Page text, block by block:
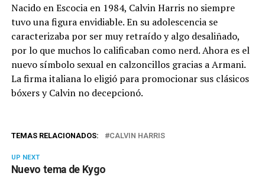
Nacido en Escocia en 1984, Calvin Harris no siempre
tuvo una figura envidiable. En su adolescencia se
caracterizaba por ser muy retraído y algo desaliñado,
por lo que muchos lo calificaban como nerd. Ahora es el
nuevo símbolo sexual en calzoncillos gracias a Armani.
La firma italiana lo eligió para promocionar sus clásicos
bóxers y Calvin no decepcionó.
TEMAS RELACIONADOS: CALVIN HARRIS
UP NEXT
Nuevo tema de Kygo